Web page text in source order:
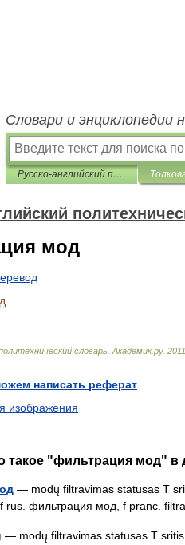
Словари и энциклопедии
Русско-английский политехнический словарь
мод
словарь Академик.ру. 2011
написать реферат
изображения
такое "фильтрация мод" в
— modų filtravimas statusas T
rus. фильтрация мод, f pranc.
— modų filtravimas statusas T